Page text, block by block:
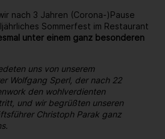
nach 3 Jahren (Corona-)Pause
Sommerfest im Restaurant
unter einem ganz besonderen
uns von unserem
Wolfgang Sperl, der nach 22
den wohlverdienten
und wir begrüßten unseren
Christoph Parak ganz